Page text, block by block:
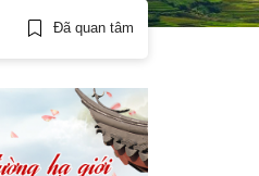
Đã quan tâm